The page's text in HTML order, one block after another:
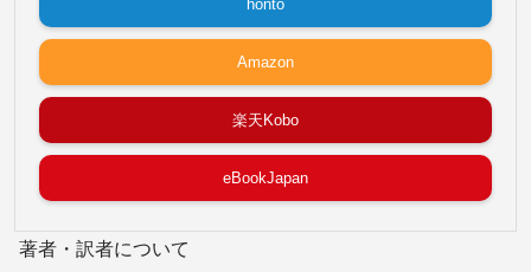
honto
Amazon
楽天Kobo
eBookJapan
著者・訳者について